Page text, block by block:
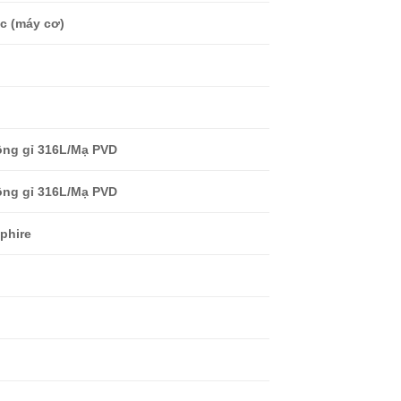
(máy cơ)
gỉ 316L/Mạ PVD
gỉ 316L/Mạ PVD